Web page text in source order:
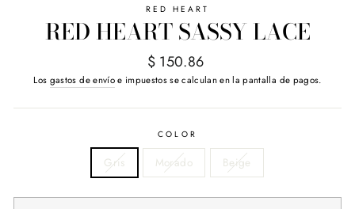
RED HEART
RED HEART SASSY LACE
Precio
habitual
$ 150.86
Los gastos de envíoe impuestos se calculan en la pantalla de pagos.
COLOR
Gris Morado Beige